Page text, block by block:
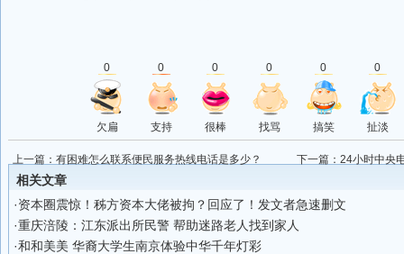
0 0 0 0 0 0
欠扁 支持 很棒 找骂 搞笑 扯淡
上一篇： 有困难怎么联系便民服务热线电话是多少？ 下一篇： 24小时中央
相关文章
·资本圈震惊！秭方资本大佬被拘？回应了！发文者急速删文
·重庆涪陵：江东派出所民警 帮助迷路老人找到家人
·和和美美 华裔大学生南京体验中华千年灯彩